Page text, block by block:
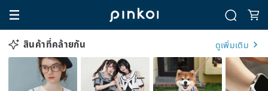
สินค้าที่คล้ายกัน ดูเพิ่มเติม